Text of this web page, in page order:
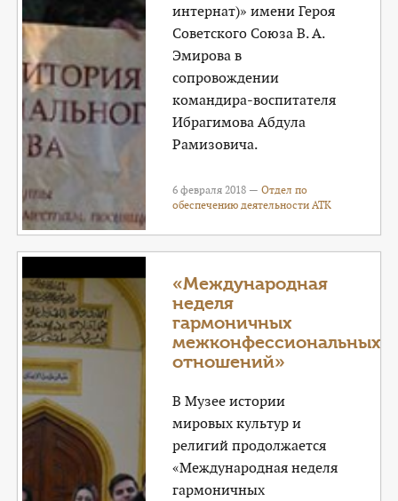
интернат)» имени Героя
Советского Союза В. А.
Эмирова в
сопровождении
командира-воспитателя
Ибрагимова Абдула
Рамизовича.
6 февраля 2018 —Отдел по
обеспечению деятельности АТК
«Международная
неделя
гармоничных
межконфессиональных
отношений»
В Музее истории
мировых культур и
религий продолжается
«Международная неделя
гармоничных